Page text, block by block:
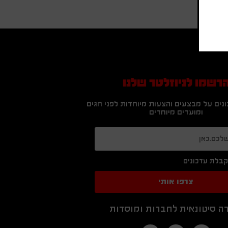
לניוזלטר שלנו
על מבצעים והצעות מיוחדות לפני חגים
ומועדים מיוחדים
עדכונים
צרפו אותי
סיטונאית לחברות ומוסדות